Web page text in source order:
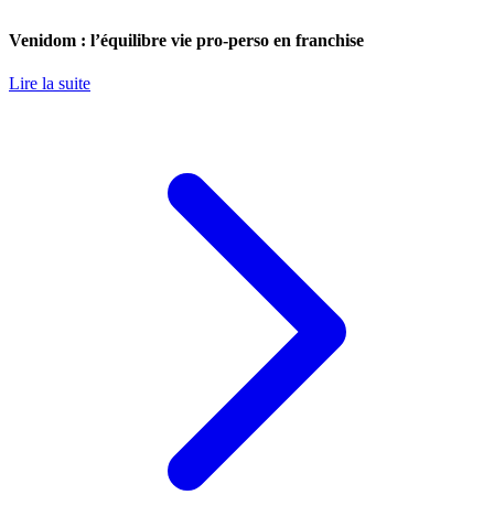
Venidom : l’équilibre vie pro-perso en franchise
Lire la suite